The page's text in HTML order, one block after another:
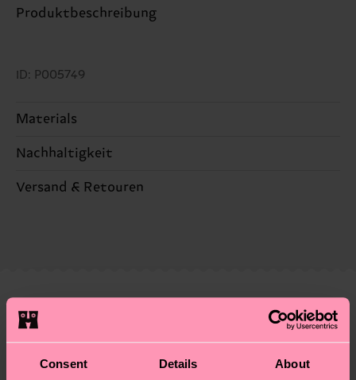
Consent Details About
Produktbeschreibung
ID: P005749
Materials
ARTIKEL 1:95% Cotton, 5% Elastane
ARTIKEL 2:
Nachhaltigkeit
Nachhaltigkeit ist mehr als nur Qualität und
Versand & Retouren
dass es sich hierbei um einen Richtwert handelt
und die genaue Lieferzeit von der lokalen Post in
deinem Land abhängt.
Ähnliche muster
Neuheit